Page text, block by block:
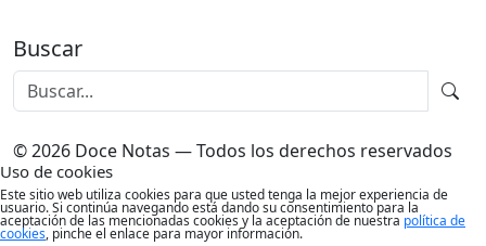
Buscar
© 2026 Doce Notas — Todos los derechos reservados
Uso de cookies
Este sitio web utiliza cookies para que usted tenga la mejor experiencia de
usuario. Si continúa navegando está dando su consentimiento para la
aceptación de las mencionadas cookies y la aceptación de nuestra política de
cookies, pinche el enlace para mayor información.